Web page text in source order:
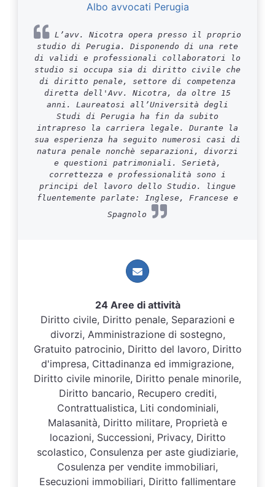
Albo avvocati Perugia
L’avv. Nicotra opera presso il proprio
studio di Perugia. Disponendo di una rete
di validi e professionali collaboratori lo
studio si occupa sia di diritto civile che
di diritto penale, settore di competenza
diretta dell'Avv. Nicotra, da oltre 15
anni. Laureatosi all’Università degli
Studi di Perugia ha fin da subito
intrapreso la carriera legale. Durante la
sua esperienza ha seguito numerosi casi di
natura penale nonchè separazioni, divorzi
e questioni patrimoniali. Serietà,
correttezza e professionalità sono i
principi del lavoro dello Studio. lingue
fluentemente parlate: Inglese, Francese e
Spagnolo
24 Aree di attività
Diritto civile, Diritto penale, Separazioni e
divorzi, Amministrazione di sostegno,
Gratuito patrocinio, Diritto del lavoro, Diritto
d'impresa, Cittadinanza ed immigrazione,
Diritto civile minorile, Diritto penale minorile,
Diritto bancario, Recupero crediti,
Contrattualistica, Liti condominiali,
Malasanità, Diritto militare, Proprietà e
locazioni, Successioni, Privacy, Diritto
scolastico, Consulenza per aste giudiziarie,
Cosulenza per vendite immobiliari,
Esecuzioni immobiliari, Diritto fallimentare